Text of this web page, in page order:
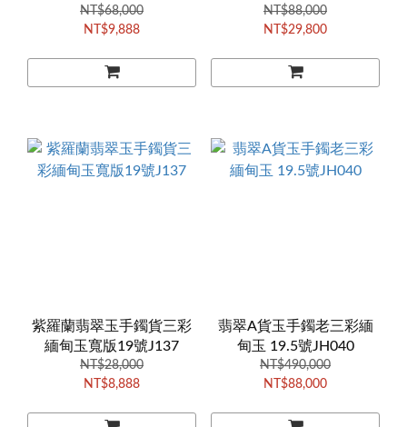
NT$68,000
NT$9,888
NT$88,000
NT$29,800
紫羅蘭翡翠玉手鐲貨三彩
緬甸玉寬版19號J137
NT$28,000
NT$8,888
翡翠A貨玉手鐲老三彩緬
甸玉 19.5號JH040
NT$490,000
NT$88,000